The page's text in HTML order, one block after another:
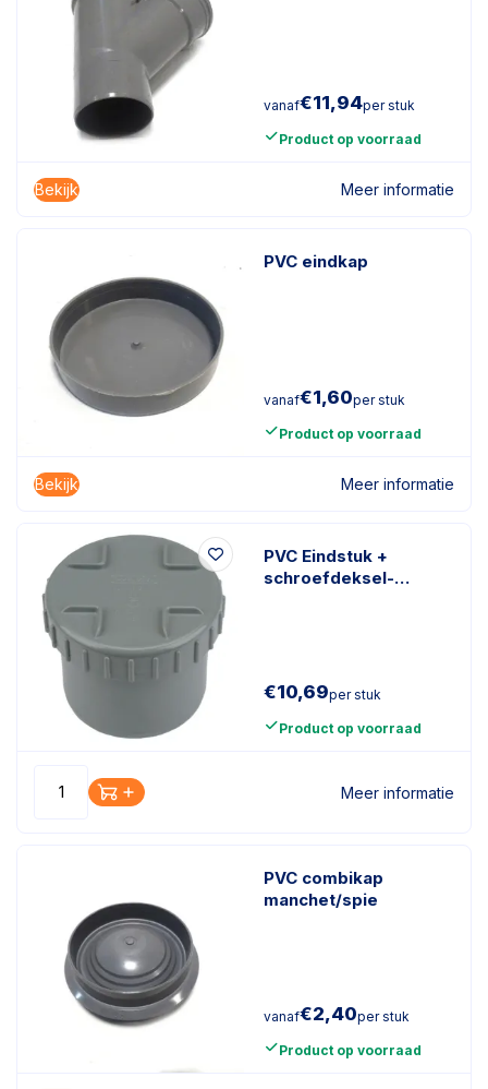
vanaf€11,94per stuk
Product op voorraad
Bekijk Meer informatie
PVC eindkap
vanaf€1,60per stuk
Product op voorraad
Bekijk Meer informatie
PVC Eindstuk +
schroefdeksel-
€10,69per stuk
Product op voorraad
Meer informatie
PVC combikap
manchet/spie
vanaf€2,40per stuk
Product op voorraad